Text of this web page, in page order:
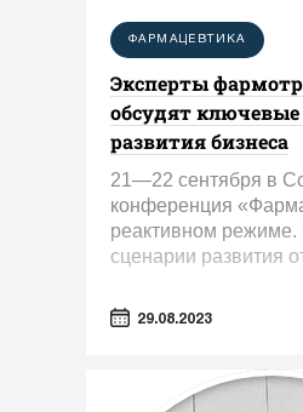
ФАРМАЦЕВТИКА
Эксперты
обсудят
развития бизнеса
21—22 сентября в
конференция
реактивном
сценарии развития
29.08.2023